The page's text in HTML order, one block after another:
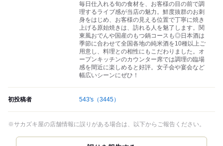
毎日仕入れる旬の食材を、お客様の目の前で調
理するライブ感が当店の魅力。鮮度抜群のお刺
身をはじめ、お客様の見える位置で丁寧に焼き
上げる原始焼きは、訪れる人を魅了します。関
東風おでんや国産のもつ鍋コースも◎日本酒は
季節に合わせて全国各地の純米酒を10種以上ご
用意し、料理との相性にもこだわりました。オ
ープンキッチンのカウンター席では調理の臨場
感を間近に楽しめると好評。女子会や宴会など
幅広いシーンにぜひ！
初投稿者 543's （3445）
※サカズキ屋の店舗情報に誤りがある場合は、以下からご報告ください。